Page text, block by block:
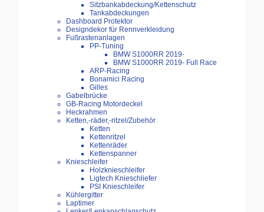
Sitzbankabdeckung/Kettenschutz
Tankabdeckungen
Dashboard Protektor
Designdekor für Rennverkleidung
Fußrastenanlagen
PP-Tuning
BMW S1000RR 2019-
BMW S1000RR 2019- Full Race
ARP-Racing
Bonamici Racing
Gilles
Gabelbrücke
GB-Racing Motordeckel
Heckrahmen
Ketten,-räder,-ritzel/Zubehör
Ketten
Kettenritzel
Kettenräder
Kettenspanner
Knieschleifer
Holzknieschleifer
Ligtech Knieschliefer
PSI Knieschleifer
Kühlergitter
Laptimer